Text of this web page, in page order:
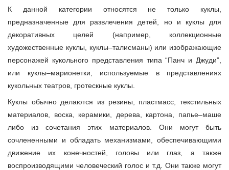
К данной категории относятся не только куклы,
предназначенные для развлечения детей, но и куклы для
декоративных целей (например, коллекционные
художественные куклы, куклы–талисманы) или изображающие
персонажей кукольного представления типа “Панч и Джуди”,
или куклы–марионетки, используемые в представлениях
кукольных театров, гротескные куклы.
Куклы обычно делаются из резины, пластмасс, текстильных
материалов, воска, керамики, дерева, картона, папье–маше
либо из сочетания этих материалов. Они могут быть
сочлененными и обладать механизмами, обеспечивающими
движение их конечностей, головы или глаз, а также
воспроизводящими человеческий голос и т.д. Они также могут